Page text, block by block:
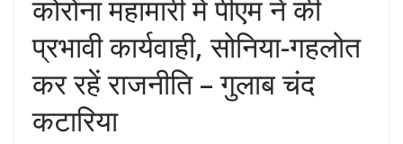
कोरोना महामारी में पीएम ने की
प्रभावी कार्यवाही, सोनिया-गहलोत
कर रहें राजनीति – गुलाब चंद
कटारिया